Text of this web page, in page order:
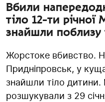
Вбили
тіло 12-ти річної
знайшли поблизу
Жорстоке вбивство.
Придніпровськ, у
знайшли тіло дитини.
розшукували з 29